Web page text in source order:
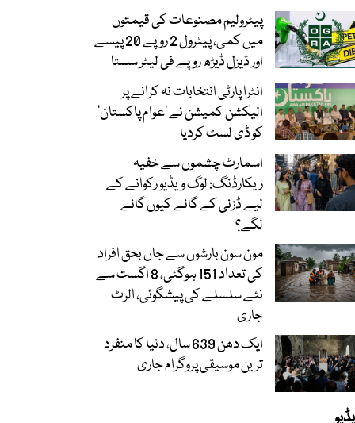
پیٹرولیم مصنوعات کی قیمتوں
میں کمی، پیٹرول 2 روپے 20 پیسے
اور ڈیزل ڈیڑھ روپے فی لیٹر سستا
انٹرا پارٹی انتخابات نہ کرانے پر
الیکشن کمیشن نے ’عوام پاکستان‘
کو ڈی لسٹ کردیا
اسمارٹ چشموں سے خفیہ
ریکارڈنگ: لوگ ویڈیو رکوانے کے
لیے ڈزنی کے گانے کیوں گانے
لگے؟
مون سون بارشوں سے جاں بحق افراد
کی تعداد 151 ہوگئی، 8 اگست سے
نئے سلسلے کی پیشگوئی، الرٹ
جاری
ایک دھن 639 سال، دنیا کا منفرد
ترین موسیقی پروگرام جاری